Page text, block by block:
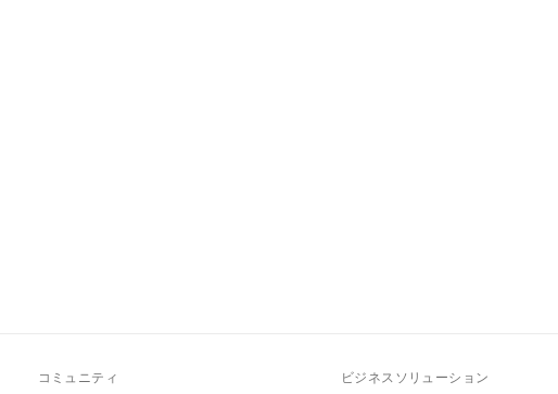
コミュニティ ビジネスソリューション